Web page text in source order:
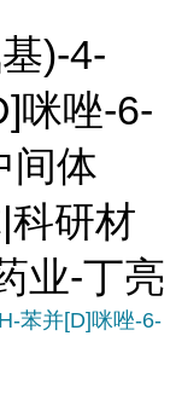
)-4-
咪唑-6-
间体
科研材
业-丁亮
苯并[D]咪唑-6-